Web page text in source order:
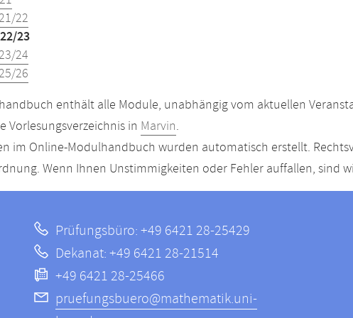
22
23
24
26
enthält alle Module, unabhängig vom aktuellen
Vorlesungsverzeichnis in Marvin.
im Online-Modulhandbuch wurden automatisch erstellt.
Wenn Ihnen Unstimmigkeiten oder Fehler auffallen, sind
Prüfungsbüro: +49 6421 28-25429
Dekanat: +49 6421 28-21514
+49 6421 28-25466
pruefungsbuero@mathematik.uni-